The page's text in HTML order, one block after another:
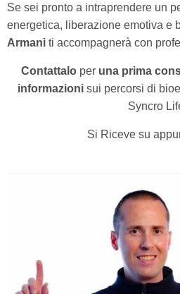
Se sei pronto a intraprendere un
energetica, liberazione emotiva e
Armani ti accompagnerà con
Contattaloper una prima
informazionisui percorsi di
Syncro
Si Riceve su